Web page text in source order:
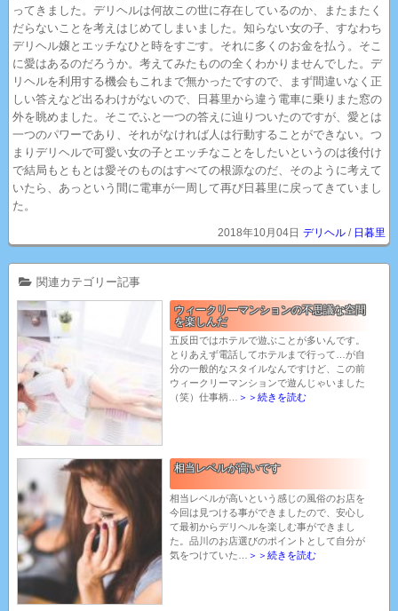
ってきました。デリヘルは何故この世に存在しているのか、またまたく
だらないことを考えはじめてしまいました。知らない女の子、すなわち
デリヘル嬢とエッチなひと時をすごす。それに多くのお金を払う。そこ
に愛はあるのだろうか。考えてみたものの全くわかりませんでした。デ
リヘルを利用する機会もこれまで無かったですので、まず間違いなく正
しい答えなど出るわけがないので、日暮里から違う電車に乗りまた窓の
外を眺めました。そこでふと一つの答えに辿りついたのですが、愛とは
一つのパワーであり、それがなければ人は行動することができない。つ
まりデリヘルで可愛い女の子とエッチなことをしたいというのは後付け
で結局もともとは愛そのものはすべての根源なのだ、そのように考えて
いたら、あっという間に電車が一周して再び日暮里に戻ってきていまし
た。
2018年10月04日 デリヘル/ 日暮里
関連カテゴリー記事
ウィークリーマンションの不思議な空間
を楽しんだ
五反田ではホテルで遊ぶことが多いんです。
とりあえず電話してホテルまで行って…が自
分の一般的なスタイルなんですけど、この前
ウィークリーマンションで遊んじゃいました
（笑）仕事柄…
＞＞続きを読む
相当レベルが高いです
相当レベルが高いという感じの風俗のお店を
今回は見つける事ができましたので、安心し
て最初からデリヘルを楽しむ事ができまし
た。品川のお店選びのポイントとして自分が
気をつけていた…
＞＞続きを読む